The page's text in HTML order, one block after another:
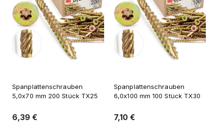
Spanplattenschrauben
5,0x70 mm 200 Stück TX25
6,39 €
Spanplattenschrauben
6,0x100 mm 100 Stück TX30
7,10 €